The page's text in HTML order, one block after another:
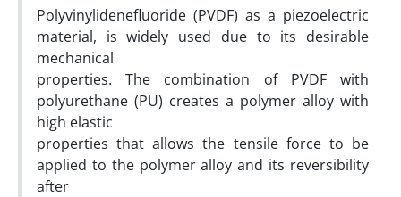
Polyvinylidenefluoride (PVDF) as a piezoelectric
material, is widely used due to its desirable
mechanical
properties. The combination of PVDF with
polyurethane (PU) creates a polymer alloy with
high elastic
properties that allows the tensile force to be
applied to the polymer alloy and its reversibility
after